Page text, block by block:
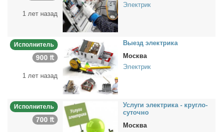
1 лет назад
Электрик
Исполнитель
900 ₶
1 лет назад
Вы­езд элек­три­ка
Москва
Электрик
Исполнитель
700 ₶
Услу­ги элек­три­ка - круг­ло­
су­точ­но
Москва